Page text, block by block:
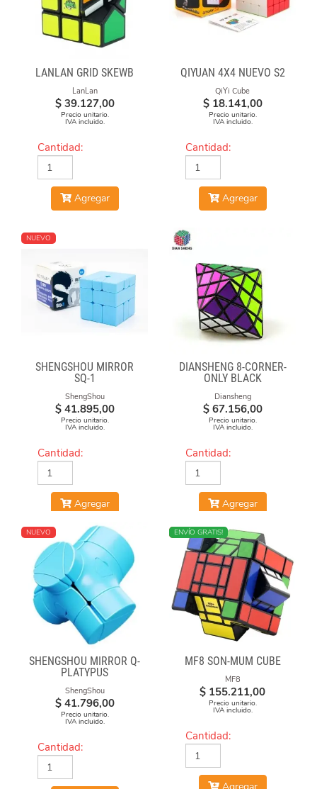
LANLAN GRID SKEWB
LanLan
$ 39.127,00
Precio unitario.
IVA incluido.
Cantidad:
Agregar
QIYUAN 4X4 NUEVO S2
QiYi Cube
$ 18.141,00
Precio unitario.
IVA incluido.
Cantidad:
Agregar
NUEVO
SHENGSHOU MIRROR
SQ-1
ShengShou
$ 41.895,00
Precio unitario.
IVA incluido.
Cantidad:
Agregar
DIANSHENG 8-CORNER-
ONLY BLACK
Diansheng
$ 67.156,00
Precio unitario.
IVA incluido.
Cantidad:
Agregar
NUEVO
SHENGSHOU MIRROR Q-
PLATYPUS
ShengShou
$ 41.796,00
Precio unitario.
IVA incluido.
Cantidad:
NUEVO
ENVÍO GRATIS!
MF8 SON-MUM CUBE
MF8
$ 155.211,00
Precio unitario.
IVA incluido.
Cantidad: